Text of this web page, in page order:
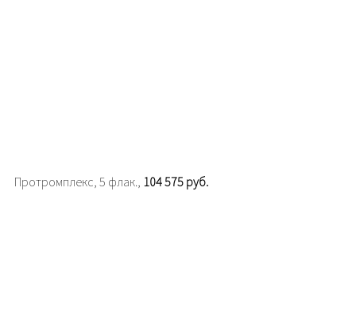
Протромплекс, 5 флак., 104 575 руб.